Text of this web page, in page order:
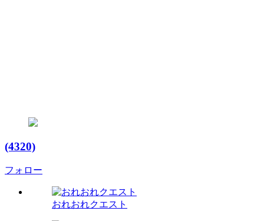
(4320)
フォロー
おれおれクエスト